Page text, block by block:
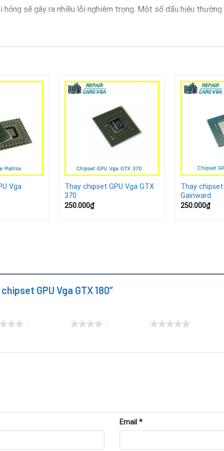
hỏng sẽ gây ra nhiều lỗi nghiêm trọng. Một số dấu hiệu thường
tiến hành thay chipset GPU càng sớm càng tốt để tránh card bị
180 tại Repair Card Vga
sửa chữa và thay chipset GPU cho nhiều dòng card màn hình,
Vga
Thay chipset GPU Vga GTX
370
250.000₫
Thay chipset
Gainward
250.000₫
GPU Vga GTX 180”
Email *